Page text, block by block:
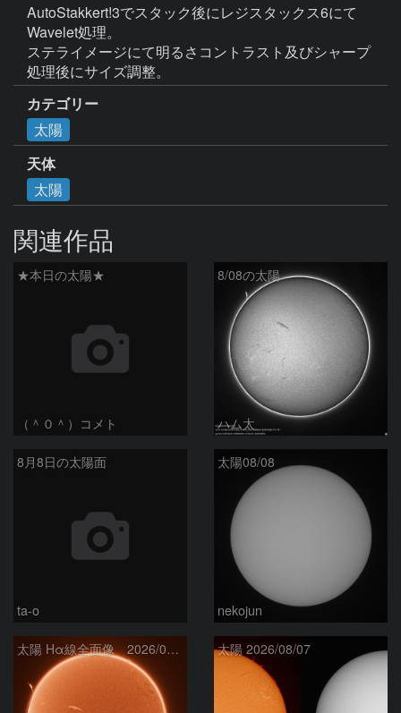
AutoStakkert!3でスタック後にレジスタックス6にて
Wavelet処理。
ステライメージにて明るさコントラスト及びシャープ
処理後にサイズ調整。
カテゴリー
太陽
天体
太陽
関連作品
★本日の太陽★
（＾０＾）コメト
8/08の太陽
ハム太
8月8日の太陽面
ta-o
太陽08/08
nekojun
太陽 Hα線全面像 2026/08/08 太陽 2026/08/07